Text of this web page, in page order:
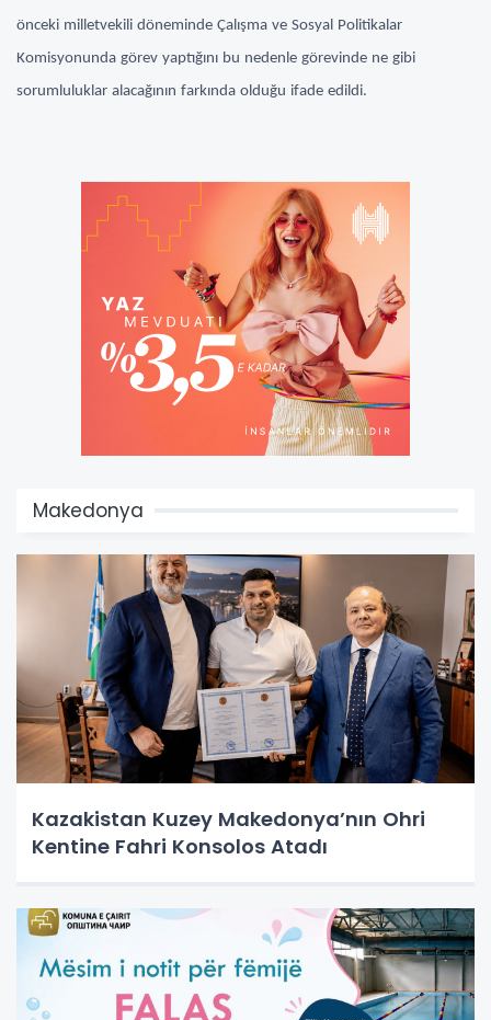
önceki milletvekili döneminde Çalışma ve Sosyal Politikalar
Komisyonunda görev yaptığını bu nedenle görevinde ne gibi
sorumluluklar alacağının farkında olduğu ifade edildi.
Makedonya
Kazakistan Kuzey Makedonya’nın Ohri
Kentine Fahri Konsolos Atadı